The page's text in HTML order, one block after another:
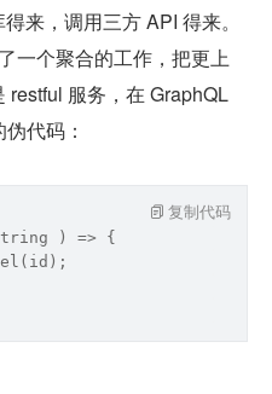
来，调用三方 API 得来。
一个聚合的工作，把更上
服务，在 GraphQL
代码：
) => {
复制代码